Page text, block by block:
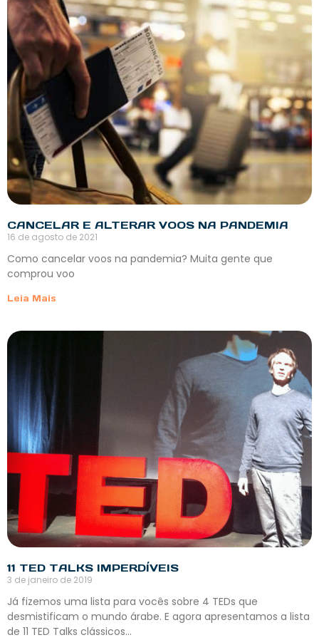
CANCELAR E ALTERAR VOOS NA PANDEMIA
16 de agosto de 2021
Como cancelar voos na pandemia? Muita gente que
comprou voo
Leia Mais
11 TED TALKS IMPERDÍVEIS
3 de janeiro de 2019
Já fizemos uma lista para vocês sobre 4 TEDs que
desmistificam o mundo árabe. E agora apresentamos a lista
de 11 TED Talks clássicos…